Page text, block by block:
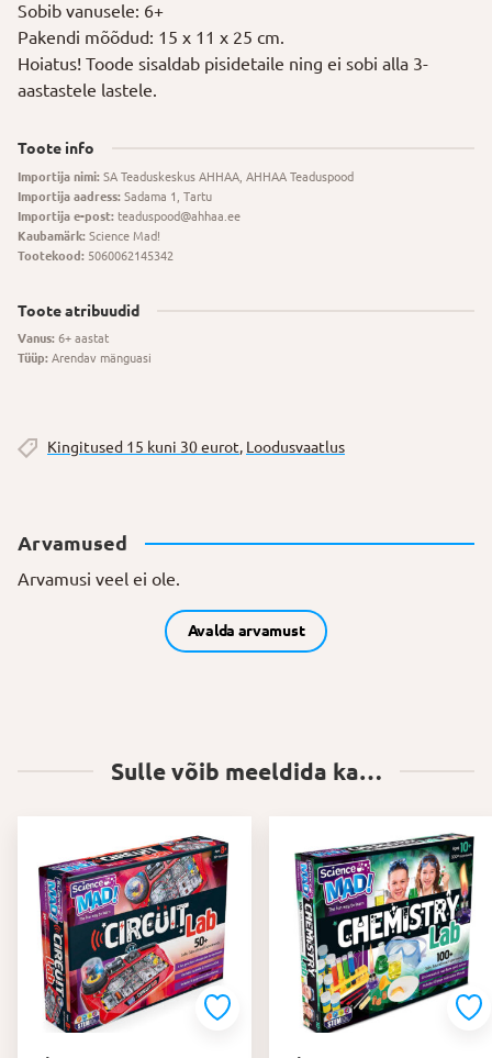
Sobib vanusele: 6+
Pakendi mõõdud: 15 x 11 x 25 cm.
Hoiatus! Toode sisaldab pisidetaile ning ei sobi alla 3-
aastastele lastele.
Toote info
Importija nimi: SA Teaduskeskus AHHAA, AHHAA Teaduspood
Importija aadress: Sadama 1, Tartu
Importija e-post: teaduspood@ahhaa.ee
Kaubamärk: Science Mad!
Tootekood: 5060062145342
Toote atribuudid
Vanus: 6+ aastat
Tüüp: Arendav mänguasi
Kingitused 15 kuni 30 eurot, Loodusvaatlus
Arvamused
Arvamusi veel ei ole.
Avalda arvamust
Sulle võib meeldida ka…